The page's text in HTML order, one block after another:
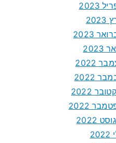
2023
2023
2023
2022
2022
2022
2022
2022